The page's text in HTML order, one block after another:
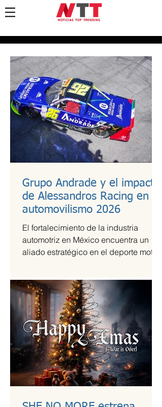
Grupo Andrade y el impacto
de Alessandros Racing en el
automovilismo 2026
El fortalecimiento de la industria
automotriz en México encuentra un
aliado estratégico en el deporte motor,
Alessandros Racing. En el marco de
su centenario, la organización utiliza la
alta competencia para validar su
capacidad técnica y operativa en las
pistas más exigentes del país durante
la temporada 2026.